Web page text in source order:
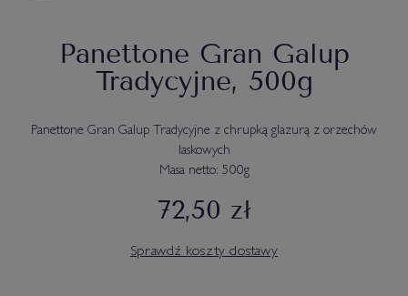
Panettone Gran Galup
Tradycyjne, 500g
Panettone Gran Galup Tradycyjne z chrupką glazurą z orzechów
laskowych
Masa netto: 500g
72,50 zł
Sprawdź koszty dostawy